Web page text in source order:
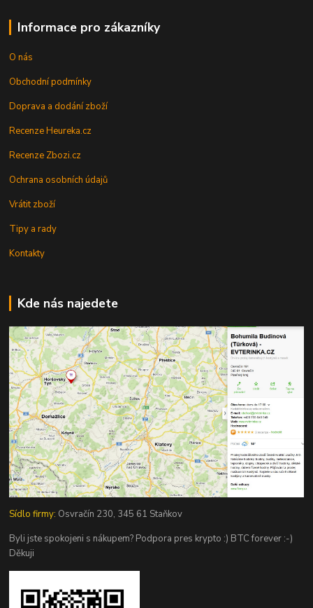
Informace pro zákazníky
O nás
Obchodní podmínky
Doprava a dodání zboží
Recenze Heureka.cz
Recenze Zbozi.cz
Ochrana osobních údajů
Vrátit zboží
Tipy a rady
Kontakty
Kde nás najedete
Sídlo firmy: Osvračín 230, 345 61 Staňkov
Byli jste spokojeni s nákupem? Podpora pres krypto :) BTC forever :-)
Děkuji